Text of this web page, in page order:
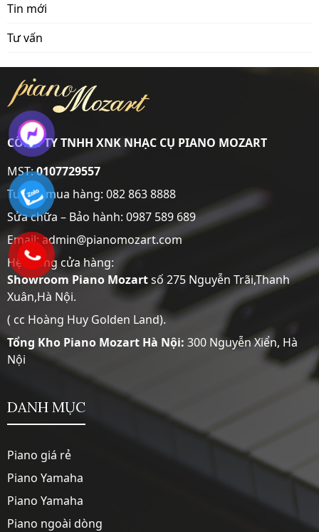
Tin mới
Tư vấn
CÔNG TY TNHH XNK NHẠC CỤ PIANO MOZART
MST:0107729557
Tư vấn mua hàng: 082 863 8888
Sửa chữa – Bảo hành: 0987 589 689
Email: admin@pianomozart.com
Hệ thống cửa hàng:
Showroom Piano Mozartsố 275 Nguyễn Trãi,Thanh
Xuân,Hà Nội.
( cc Hoàng Huy Golden Land).
Tổng Kho Piano Mozart Hà Nội: 300 Nguyễn Xiển, Hà
Nội
DANH MỤC
Piano giá rẻ
Piano Yamaha
Piano Yamaha
Piano ngoài dòng